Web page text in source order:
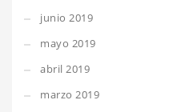
junio 2019
mayo 2019
abril 2019
marzo 2019